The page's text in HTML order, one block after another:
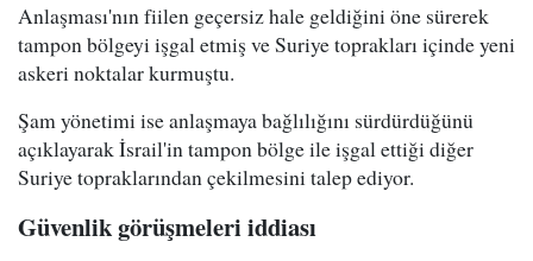
Anlaşması'nın fiilen geçersiz hale geldiğini öne sürerek
tampon bölgeyi işgal etmiş ve Suriye toprakları içinde yeni
askeri noktalar kurmuştu.
Şam yönetimi ise anlaşmaya bağlılığını sürdürdüğünü
açıklayarak İsrail'in tampon bölge ile işgal ettiği diğer
Suriye topraklarından çekilmesini talep ediyor.
Güvenlik görüşmeleri iddiası